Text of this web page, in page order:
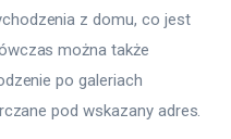
z domu, co jest
można także
po galeriach
pod wskazany adres.